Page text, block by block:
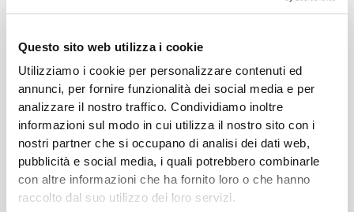
Questo sito web utilizza i cookie
Utilizziamo i cookie per personalizzare contenuti ed
annunci, per fornire funzionalità dei social media e per
analizzare il nostro traffico. Condividiamo inoltre
informazioni sul modo in cui utilizza il nostro sito con i
nostri partner che si occupano di analisi dei dati web,
pubblicità e social media, i quali potrebbero combinarle
con altre informazioni che ha fornito loro o che hanno
raccolto dal suo utilizzo dei loro servizi.
ed è migliore per l'ambiente.
TECNOLOGIA DELLE FIBRE